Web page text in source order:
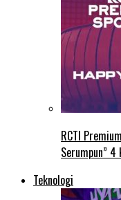
RCTI
Serumpun” 4
Teknologi